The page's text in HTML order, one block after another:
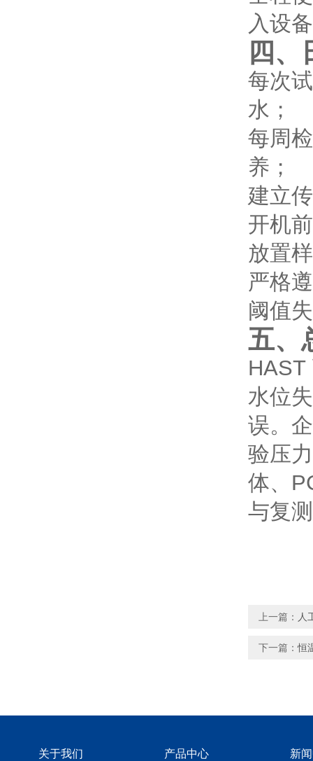
入设
四、
每次
水；
每周
养；
建立
开机
放置
严格
阈值
五、
HAST
水位
误。
验压
体、
与复
上一篇： 人
下一篇：恒
关于我们 产品中心 新